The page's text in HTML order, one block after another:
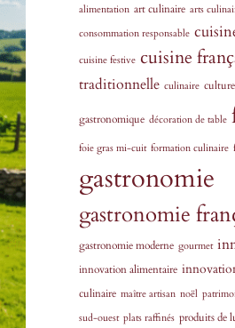
alimentation art culinaire arts
consommation responsable
cuisine festive cuisine
traditionnelle culinaire
gastronomique décoration de table
foie gras mi-cuit formation culinaire
gastronomie
gastronomie
gastronomie moderne gourmet
innovation alimentaire
culinaire maître artisan noël
sud-ouest plats raffinés produits de